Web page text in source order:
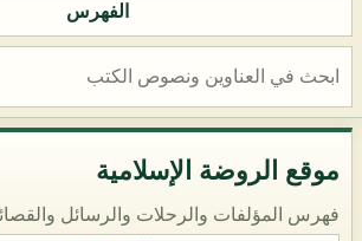
الفهرس
موقع الروضة الإسلامية
فهرس المؤلفات والرحلات والرسائل